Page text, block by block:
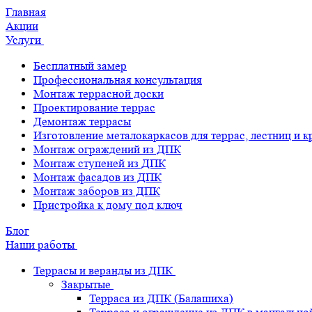
Главная
Акции
Услуги
Бесплатный замер
Профессиональная консультация
Монтаж террасной доски
Проектирование террас
Демонтаж террасы
Изготовление металокаркасов для террас, лестниц и
Монтаж ограждений из ДПК
Монтаж ступеней из ДПК
Монтаж фасадов из ДПК
Монтаж заборов из ДПК
Пристройка к дому под ключ
Блог
Наши работы
Террасы и веранды из ДПК
Закрытые
Терраса из ДПК (Балашиха)